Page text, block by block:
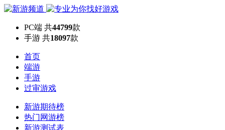
PC端 共44799款
手游 共18097款
首页
端游
手游
过审游戏
新游期待榜
热门网游榜
新游测试表